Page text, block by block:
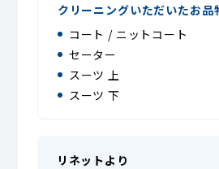
クリーニングいただいたお品
コート / ニットコート
セーター
スーツ 上
スーツ 下
リネットより